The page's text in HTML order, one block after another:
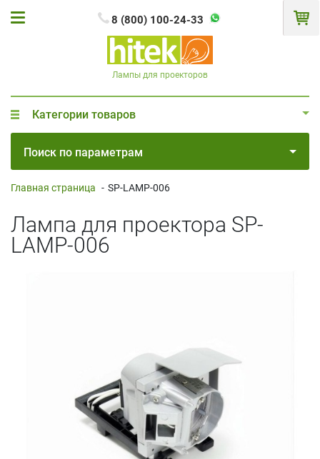
8 (800) 100-24-33
Лампы для проекторов
Категории товаров
Поиск по параметрам
Главная страница - SP-LAMP-006
Лампа для проектора SP-
LAMP-006